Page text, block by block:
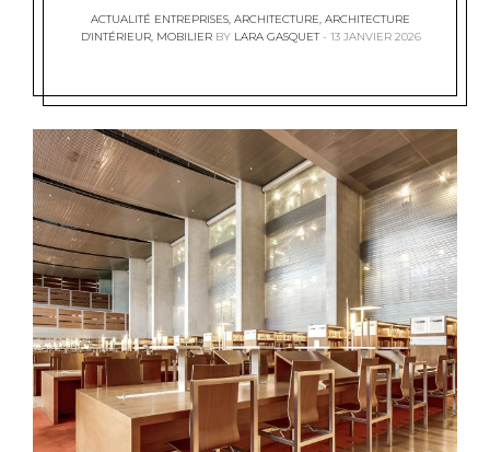
ACTUALITÉ ENTREPRISES, ARCHITECTURE, ARCHITECTURE
D'INTÉRIEUR, MOBILIER BY LARA GASQUET 13 JANVIER 2026